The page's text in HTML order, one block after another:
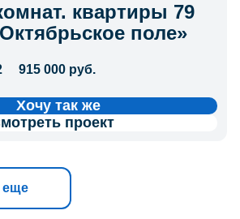
квартиры 79
поле»
915 000 руб.
Хочу так же
проект
еще